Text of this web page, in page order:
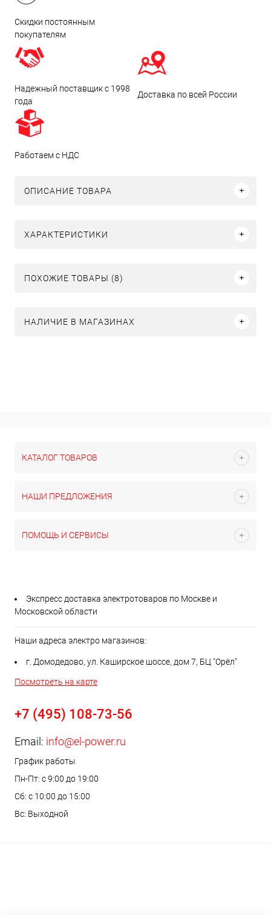
Скидки постоянным
покупателям
Надежный поставщик с 1998
года
Доставка по всей России
Работаем с НДС
ОПИСАНИЕ ТОВАРА
ХАРАКТЕРИСТИКИ
ПОХОЖИЕ ТОВАРЫ (8)
НАЛИЧИЕ В МАГАЗИНАХ
КАТАЛОГ ТОВАРОВ
НАШИ ПРЕДЛОЖЕНИЯ
ПОМОЩЬ И СЕРВИСЫ
Экспресс доставка электротоваров по Москве и
Московской области
Наши адреса электро магазинов:
г. Домодедово, ул. Каширское шоссе, дом 7, БЦ "Орёл"
Посмотреть на карте
+7 (495) 108-73-56
Email: info@el-power.ru
График работы
Пн-Пт: с 9:00 до 19:00
Сб: с 10:00 до 15:00
Вс: Выходной